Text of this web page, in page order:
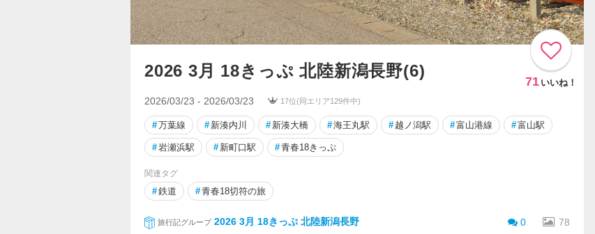
2026 3月 18きっぷ 北陸新潟長野(6)
71 いいね！
2026/03/23 - 2026/03/23 17位(同エリア129件中)
#万葉線 # 新湊内川 # 新湊大橋 #海王丸駅 # 越ノ潟駅 #富山港線 #富山駅
#岩瀬浜駅 # 新町口駅 #青春18きっぷ
関連タグ
#鉄道 #青春18切符の旅
旅行記グループ 2026 3月 18きっぷ 北陸新潟長野 0 78